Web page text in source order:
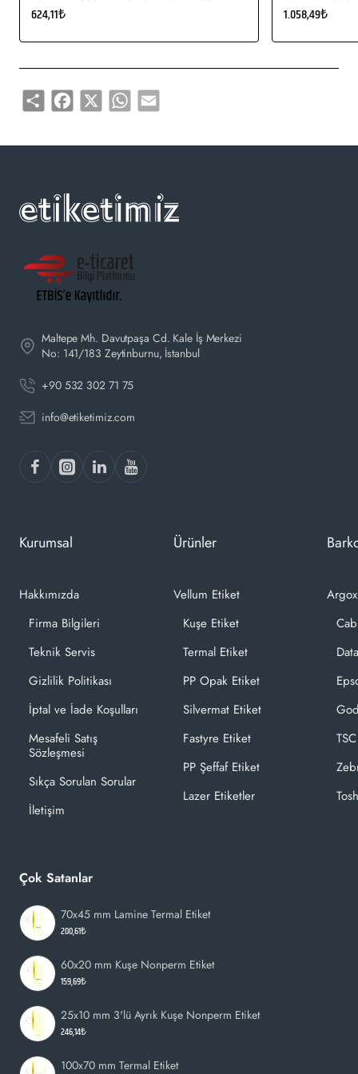
624,11₺ 1.058,49₺
Share Facebook
X WhatsApp
Email
Maltepe Mh. Davutpaşa Cd. Kale İş Merkezi
No: 141/183 Zeytinburnu, İstanbul
+90 532 302 71 75
info@etiketimiz.com
Kurumsal
Hakkımızda
Firma Bilgileri
Teknik Servis
Gizlilik Politikası
İptal ve İade Koşulları
Mesafeli Satış
Sözleşmesi
Sıkça Sorulan Sorular
İletişim
Ürünler
Vellum Etiket
Kuşe Etiket
Termal Etiket
PP Opak Etiket
Silvermat Etiket
Fastyre Etiket
PP Şeffaf Etiket
Lazer Etiketler
Çok Satanlar
70x45 mm Lamine Termal Etiket
200,61₺
60x20 mm Kuşe Nonperm Etiket
159,69₺
25x10 mm 3'lü Ayrık Kuşe Nonperm Etiket
246,14₺
100x70 mm Termal Etiket